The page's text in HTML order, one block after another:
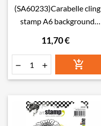
(SA60233)Carabelle cling
stamp A6 background
11,70 €
  